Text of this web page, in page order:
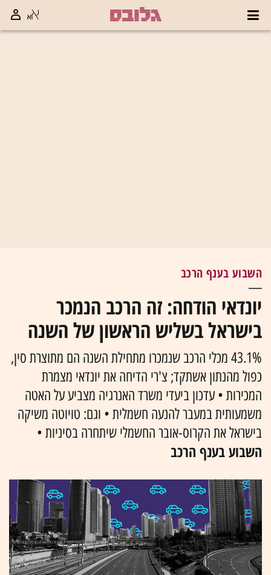
השבוע בענף הרכב
יונדאי הודחה: זה הרכב הנמכר
בישראל בשליש הראשון של השנה
43.1% מכלי הרכב שנמכרו מתחילת השנה הם מתוצרת סין,
כפול מהנתון אשתקד; צ'רי הדיחה את יונדאי מצמרת
המכירות • עדכון ביעדי משרד האנרגיה מצביע על האטה
משמעותית במעבר להנעה חשמלית • וגם: טויוטה משיקה
בישראל את הקרוס-אובר החשמלי שיתחרה בסיניות •
השבוע בענף הרכב